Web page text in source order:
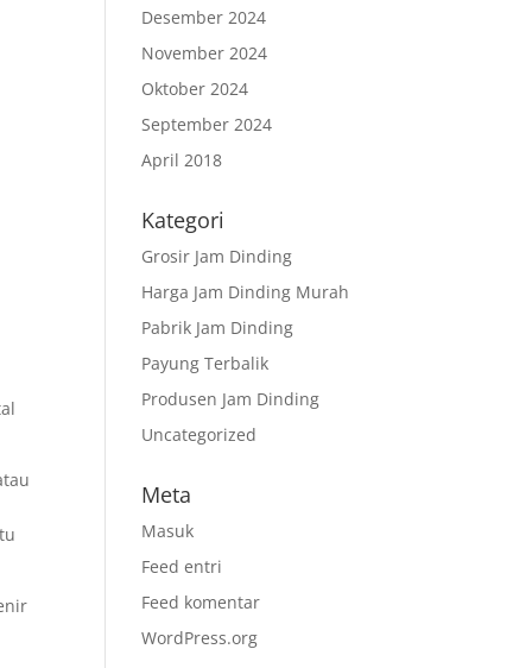
Desember 2024
November 2024
Oktober 2024
September 2024
April 2018
Kategori
Grosir Jam Dinding
Harga Jam Dinding Murah
Pabrik Jam Dinding
Payung Terbalik
Produsen Jam Dinding
Uncategorized
Meta
Masuk
Feed entri
Feed komentar
WordPress.org